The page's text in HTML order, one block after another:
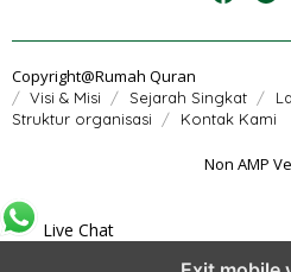
Copyright@Rumah Quran
Visi & Misi Sejarah Singkat
Struktur organisasi
Kontak Kami
Non AMP
Live Chat